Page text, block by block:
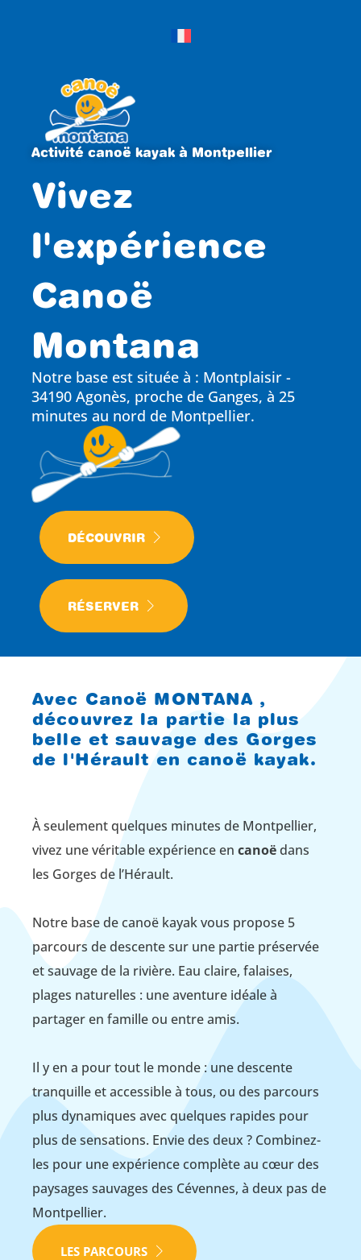
Activité canoë kayak à Montpellier
Vivez
l'expérience
Canoë
Montana
Notre base est située à : Montplaisir -
34190 Agonès, proche de Ganges, à 25
minutes au nord de Montpellier.
DÉCOUVRIR
RÉSERVER
Avec Canoë MONTANA ,
découvrez la partie la plus
belle et sauvage des Gorges
de l'Hérault en canoë kayak.
À seulement quelques minutes de Montpellier,
vivez une véritable expérience en canoëdans
les Gorges de l’Hérault.
Notre base de canoë kayak vous propose 5
parcours de descente sur une partie préservée
et sauvage de la rivière. Eau claire, falaises,
plages naturelles : une aventure idéale à
partager en famille ou entre amis.
Il y en a pour tout le monde : une descente
tranquille et accessible à tous, ou des parcours
plus dynamiques avec quelques rapides pour
plus de sensations. Envie des deux ? Combinez-
les pour une expérience complète au cœur des
paysages sauvages des Cévennes, à deux pas de
Montpellier.
LES PARCOURS